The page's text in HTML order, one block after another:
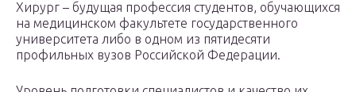
Хирург – будущая профессия студентов, обучающихся
на медицинском факультете государственного
университета либо в одном из пятидесяти
профильных вузов Российской Федерации.